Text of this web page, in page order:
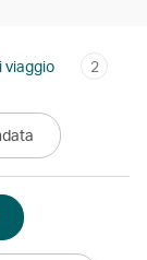
viaggio 2